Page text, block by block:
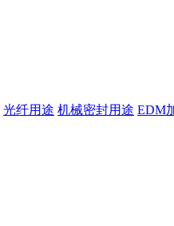
光纤用途 机械密封用途 EDM